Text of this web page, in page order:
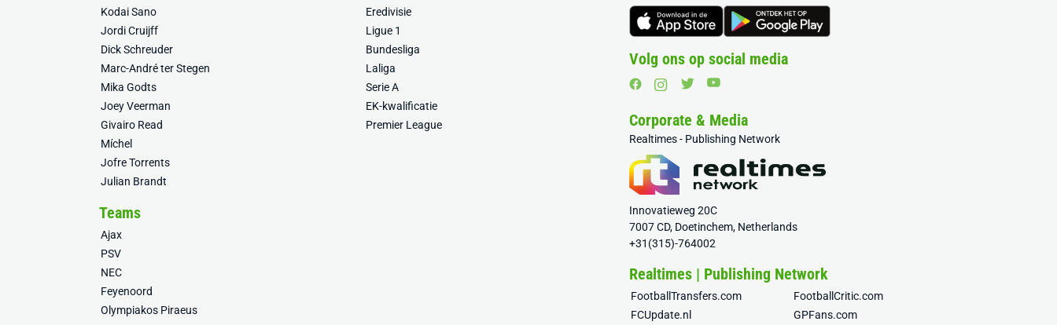
Kodai Sano
Jordi Cruijff
Dick Schreuder
Marc-André ter Stegen
Mika Godts
Joey Veerman
Givairo Read
Míchel
Jofre Torrents
Julian Brandt
Eredivisie
Ligue 1
Bundesliga
Laliga
Serie A
EK-kwalificatie
Premier League
Teams
Ajax
PSV
NEC
Feyenoord
Olympiakos Piraeus
Volg ons op social media
Corporate & Media
Realtimes - Publishing Network
Innovatieweg 20C
7007 CD, Doetinchem, Netherlands
+31(315)-764002
Realtimes | Publishing Network
FootballTransfers.com
FootballCritic.com
FCUpdate.nl
GPFans.com